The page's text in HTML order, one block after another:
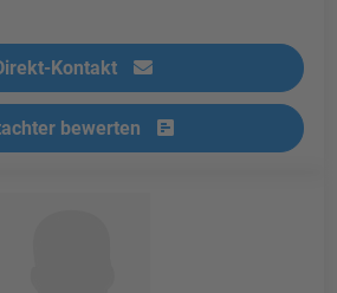
Kontakt
bewerten